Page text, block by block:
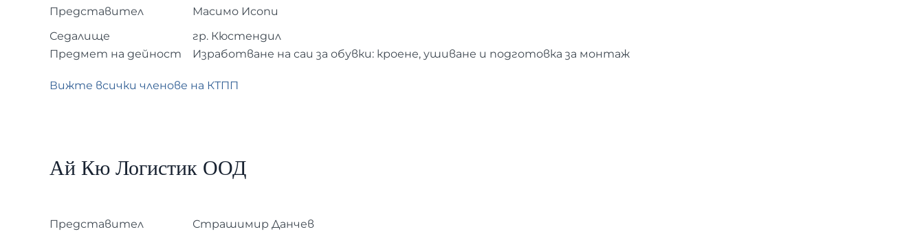
Представител
Масимо Исопи
Седалище
гр. Кюстендил
Предмет на дейност
Изработване на саи за обувки: кроене, ушиване и подготовка за монтаж
Вижте всички членове на КТПП
Ай Кю Логистик ООД
Представител
Страшимир Данчев